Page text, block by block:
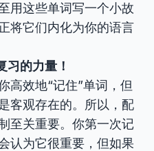
用这些单词写一个小故
将它们内化为你的语言
习的力量！
高效地“记住”单词，但
客观存在的。所以，配
至关重要。你第一次记
认为它很重要，但如果